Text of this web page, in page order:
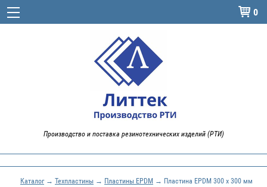
 0
Производство и поставка резинотехнических изделий (РТИ)
Каталог→ Техпластины → Пластины EPDM → Пластина EPDM 300 x 300 мм